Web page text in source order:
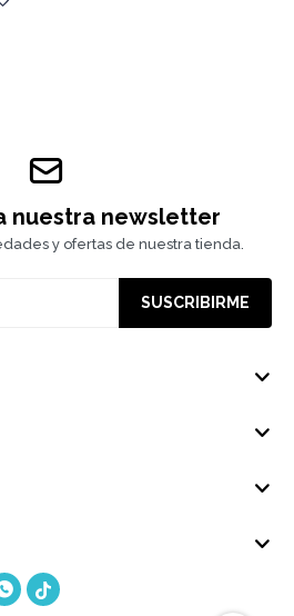
nuestra newsletter
y ofertas de nuestra tienda.
SUSCRIBIRME